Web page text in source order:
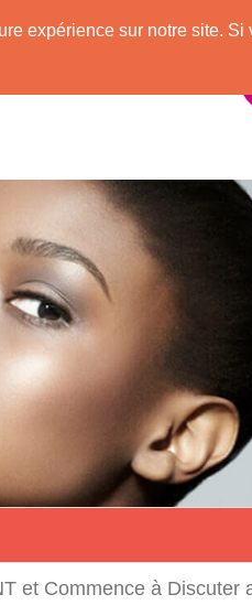
expérience sur notre site.
Belle Africaine !
et Commence à Discuter